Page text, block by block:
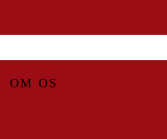
OM OS